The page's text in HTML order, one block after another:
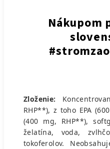
Nákupom
Zloženie:
RHP**), z toho EPA
(400 mg, RHP**),
želatína, voda,
tokoferolov.